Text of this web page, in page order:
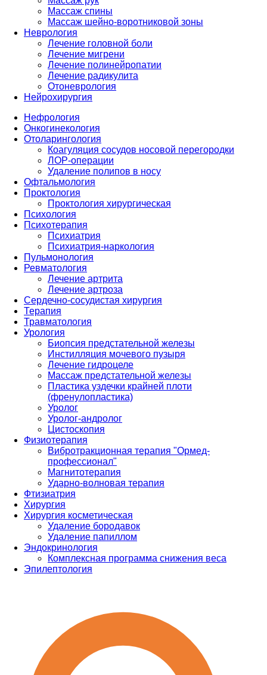
Массаж спины
Массаж шейно-воротниковой зоны
Неврология
Лечение головной боли
Лечение мигрени
Лечение полинейропатии
Лечение радикулита
Отоневрология
Нейрохирургия
Нефрология
Онкогинекология
Отоларингология
Коагуляция сосудов носовой перегородки
ЛОР-операции
Удаление полипов в носу
Офтальмология
Проктология
Проктология хирургическая
Психология
Психотерапия
Психиатрия
Психиатрия-наркология
Пульмонология
Ревматология
Лечение артрита
Лечение артроза
Сердечно-сосудистая хирургия
Терапия
Травматология
Урология
Биопсия предстательной железы
Инстилляция мочевого пузыря
Лечение гидроцеле
Массаж предстательной железы
Пластика уздечки крайней плоти
(френулопластика)
Уролог
Уролог-андролог
Цистоскопия
Физиотерапия
Вибротракционная терапия "Ормед-
профессионал"
Магнитотерапия
Ударно-волновая терапия
Фтизиатрия
Хирургия
Хирургия косметическая
Удаление бородавок
Удаление папиллом
Эндокринология
Комплексная программа снижения веса
Эпилептология